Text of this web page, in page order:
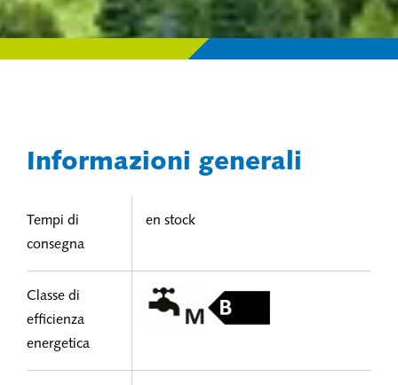
Informazioni generali
Tempi di
consegna
en stock
Classe di
efficienza
energetica